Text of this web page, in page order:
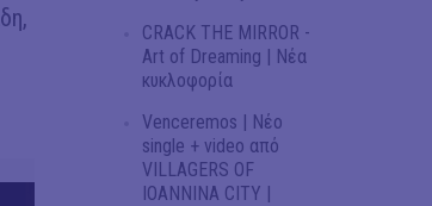
CRACK THE MIRROR -
Art of Dreaming | Νέα
κυκλοφορία
Venceremos | Νέο
single + video από
VILLAGERS OF
IOANNINA CITY |